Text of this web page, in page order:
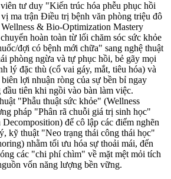
tư duy "Kiến trúc hóa phễu phục hồi
ma trận Điều trị bệnh văn phòng triệu đô
& Bio-Optimization Mastery
hoàn toàn từ lối chăm sóc sức khỏe
đợi có bệnh mới chữa" sang nghệ thuật
phòng ngừa và tự phục hồi, bẻ gãy mọi
lý đặc thù (cổ vai gáy, mắt, tiêu hóa) và
lợi nhuận ròng của sự bền bỉ ngay
tiên khi ngồi vào bàn làm việc.
"Phẫu thuật sức khỏe" (Wellness
pháp "Phân rã chuỗi giá trị sinh học"
để cô lập các điểm nghẽn
kỹ thuật "Neo trạng thái công thái học"
nhằm tối ưu hóa sự thoải mái, đến
các "chi phí chìm" về mặt mệt mỏi tích
vốn năng lượng bền vững.